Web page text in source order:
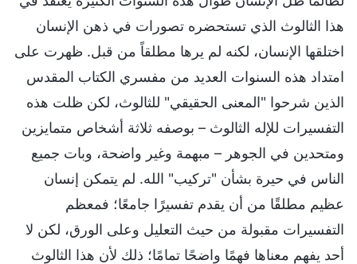
هذا الثالوث الذي تستحضره تصورات في ذهن الإنسان
اختلقها الإنسان، لكنه لم يرها مطلقاً من قبل. ظهرت على
امتداد هذه السنوات العديد من مفسري الكتاب المقدس
الذين شرحوا "المعنى الحقيقي" للثالوث، لكن ظلت هذه
التفسيرات للإله الثالوث – بوصفه ثلاثة أشخاص متمايزين
ومتحدين في الجوهر – مبهمة وغير واضحة، وبات جميع
الناس في حيرة بشأن "تركيب" الله. لم يتمكن إنسان
عظيم مطلقًا من أن يقدم تفسيرًا جامعًا؛ فمعظم
التفسيرات مقبولة من حيث التعليل وعلى الورق، لكن لا
أحد يفهم معناها فهمًا واضحًا تمامًا؛ ذلك لأن هذا الثالوث